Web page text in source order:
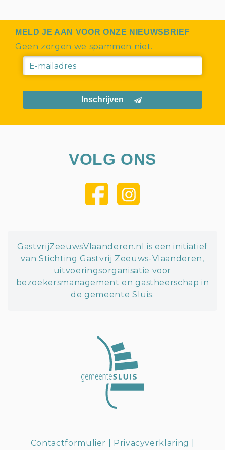
MELD JE AAN VOOR ONZE NIEUWSBRIEF
Geen zorgen we spammen niet.
Inschrijven
VOLG ONS
GastvrijZeeuwsVlaanderen.nl is een initiatief
van Stichting Gastvrij Zeeuws-Vlaanderen,
uitvoeringsorganisatie voor
bezoekersmanagement en gastheerschap in
de gemeente Sluis.
Contactformulier Privacyverklaring